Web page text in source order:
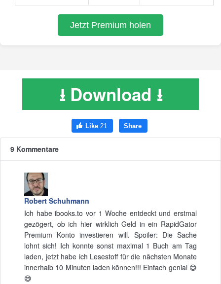
⭳ Download ⭳
9 Kommentare
Robert Schuhmann
Ich habe ibooks.to vor 1 Woche entdeckt und erstmal
gezögert, ob ich hier wirklich Geld in ein RapidGator
Premium Konto investieren will. Spoiler: Die Sache
lohnt sich! Ich konnte sonst maximal 1 Buch am Tag
laden, jetzt habe ich Lesestoff für die nächsten Monate
innerhalb 10 Minuten laden können!!! Einfach genial 😅
😅